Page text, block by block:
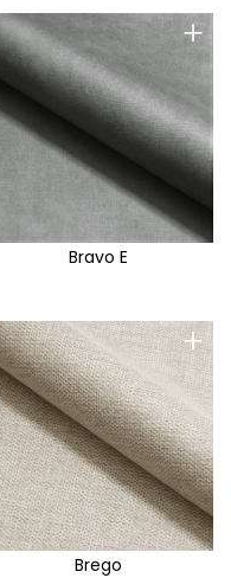
+
Bravo E
+
Brego